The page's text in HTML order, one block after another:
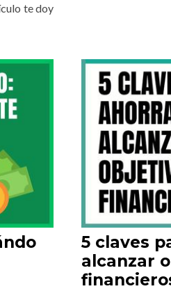
te doy
5 claves
alcanzar